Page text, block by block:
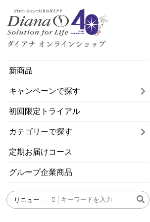
新商品
キャンペーンで探す
初回限定トライアル
カテゴリーで探す
定期お届けコース
グループ企業商品